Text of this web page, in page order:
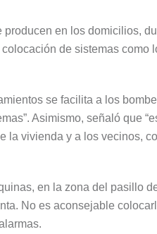
en los domicilios,
de sistemas como
se facilita a los
Asimismo, señaló que
la vivienda y a los vecinos,
en la zona del pasillo
No es aconsejable